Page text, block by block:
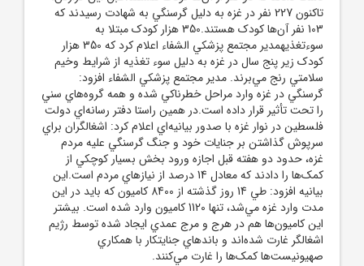
تاکنون 227 نفر در غزه به دليل گرسنگي به شهادت رسيدند که
103 نفر آن‌ها کودک هستند.350 هزار کودک مبتلا به
سوءتغذيهمدير مجتمع پزشکي الشفاء اعلام کرد که 350 هزار
کودک زير پنج سال در غزه به دليل سوء تغذيه از شرايط وخيم
سلامتي رنج مي‌برند. مدير مجتمع پزشکي الشفاء افزود:
گرسنگي در غزه وارد مراحل خطرناکي شده و همه گروه‌هاي سني
را تحت تأثير قرار داده است.در همين راستا دفتر رسانه‌اي دولت
فلسطين در نوار غزه با صدور بيانيه‌اي اعلام کرد: اشغالگران براي
سرپوش گذاشتن بر جنايات خود و جنگ گرسنگي عليه مردم
غزه، حدود دو هفته قبل اجازه ورود بخش بسيار کوچکي از
کمک‌ها را دادند که معادل 14 درصد از نيازهاي مردم است.اين
بيانيه افزود: طي 14 روز گذشته از 8400 کاميون که بايد در اين
مدت وارد غزه مي‌شد، تنها 1120 کاميون وارد شده است. بيشتر
اين کاميون‌ها هم در هرج و مرج عمدي ايجاد شده توسط رژيم
اشغالگر غارت شده‌اند و باندهاي جنايتکار با همکاري
صهيونيست‌ها کمک‌ها را غارت مي‌کنند.